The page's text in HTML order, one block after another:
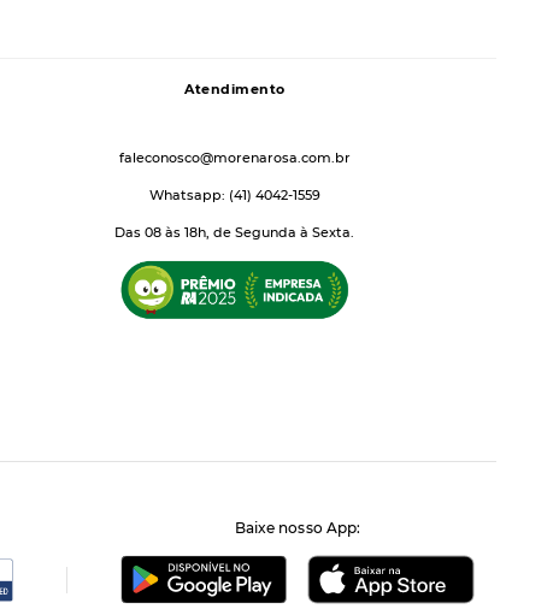
Atendimento
faleconosco@morenarosa.com.br
Whatsapp: (41) 4042-1559
Das 08 às 18h, de Segunda à Sexta.
Baixe nosso App: